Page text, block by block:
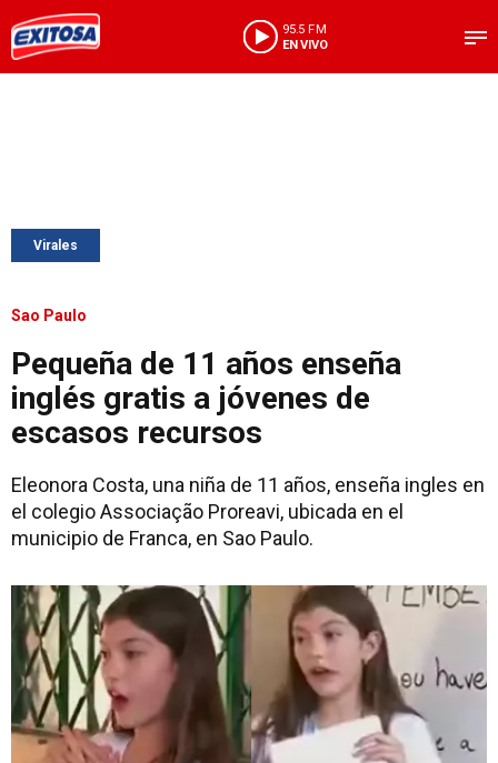
95.5 FM
EN VIVO
Virales
Sao Paulo
Pequeña de 11 años enseña
inglés gratis a jóvenes de
escasos recursos
Eleonora Costa, una niña de 11 años, enseña ingles en
el colegio Associação Proreavi, ubicada en el
municipio de Franca, en Sao Paulo.